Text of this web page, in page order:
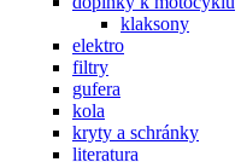
klaksony
elektro
filtry
gufera
kola
kryty a schránky
literatura